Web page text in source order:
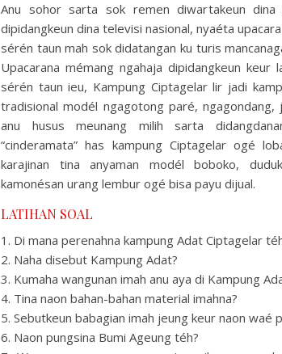
Anu sohor sarta sok remen diwartakeun dina
dipidangkeun dina televisi nasional, nyaéta
sérén taun mah sok didatangan ku turis
Upacarana mémang ngahaja dipidangkeun keur
sérén taun ieu, Kampung Ciptagelar lir jadi
tradisional modél ngagotong paré, ngagondang,
anu husus meunang milih sarta
“cinderamata” has kampung Ciptagelar ogé
karajinan tina anyaman modél boboko,
kamonésan urang lembur ogé bisa payu dijual.
LATIHAN SOAL
1. Di mana perenahna kampung Adat Ciptagelar
2. Naha disebut Kampung Adat?
3. Kumaha wangunan imah anu aya di Kampung
4. Tina naon bahan-bahan material imahna?
5. Sebutkeun babagian imah jeung keur naon waé
6. Naon pungsina Bumi Ageung téh?